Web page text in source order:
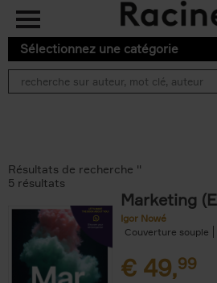
Aller au contenu principal
Sélectionnez une catégorie
Résultats de recherche ''
5 résultats
Marketing
Igor Nowé
Couverture souple
€ 49,99